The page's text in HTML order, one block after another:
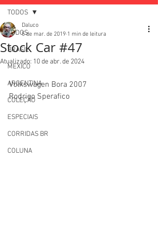
TODOS
BRASIL
MEXICO
ARGENTINA
COLEÇÃO
ESPECIAIS
CORRIDAS BR
COLUNA
TODOS
Stock Car #47
Daluco
5 de mar. de 2019 1 min de leitura
Atualizado: 10 de abr. de 2024
Volkswagen Bora 2007
Rodrigo Sperafico